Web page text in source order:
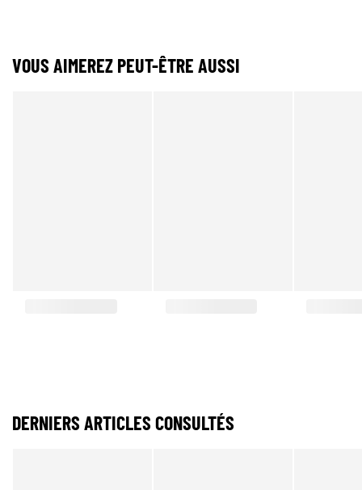
VOUS AIMEREZ PEUT-ÊTRE AUSSI
DERNIERS ARTICLES CONSULTÉS